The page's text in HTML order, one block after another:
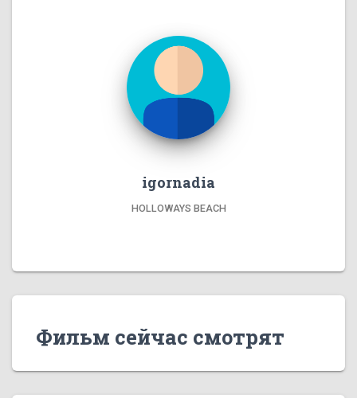
igornadia
HOLLOWAYS BEACH
Фильм сейчас смотрят